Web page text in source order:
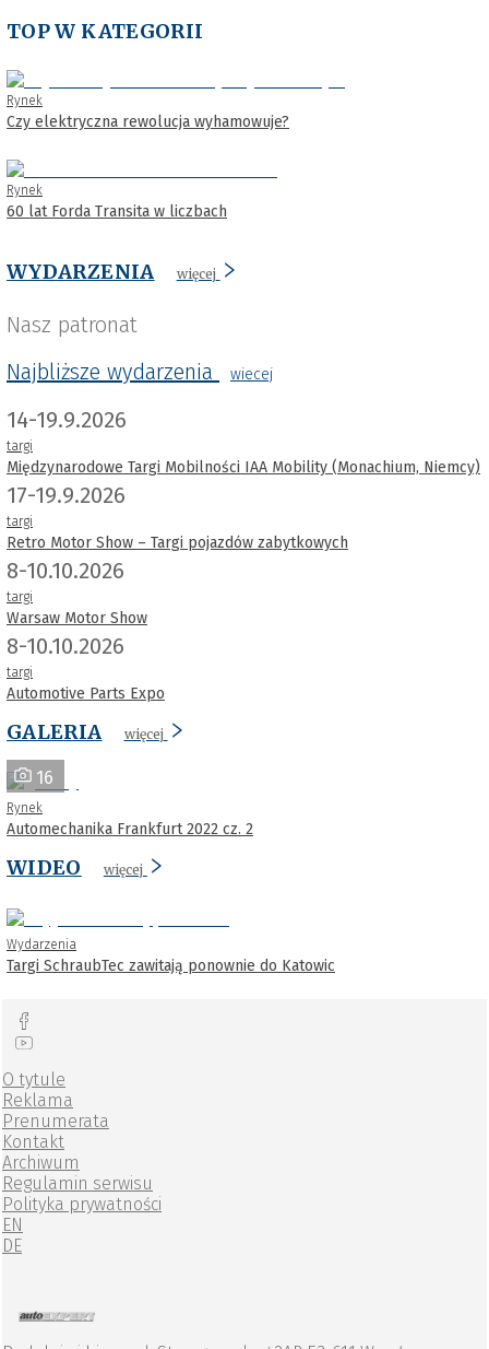
TOP W KATEGORII
Rynek
Czy elektryczna rewolucja wyhamowuje?
Rynek
60 lat Forda Transita w liczbach
WYDARZENIA więcej
Nasz patronat
Najbliższe wydarzenia
wiecej
14-19.9.2026
targi
Międzynarodowe Targi Mobilności IAA Mobility (Monachium, Niemcy)
17-19.9.2026
targi
Retro Motor Show – Targi pojazdów zabytkowych
8-10.10.2026
targi
Warsaw Motor Show
8-10.10.2026
targi
Automotive Parts Expo
GALERIA więcej
16
Rynek
Automechanika Frankfurt 2022 cz. 2
WIDEO więcej
Wydarzenia
Targi SchraubTec zawitają ponownie do Katowic
O tytule
Reklama
Prenumerata
Kontakt
Archiwum
Regulamin serwisu
Polityka prywatności
EN
DE